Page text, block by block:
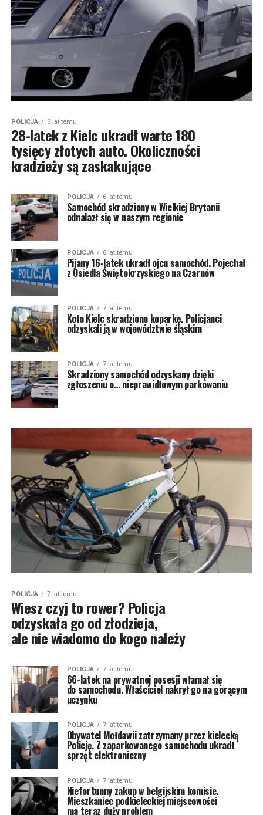
POLICJA 6 lat temu
28-latek z Kielc ukradł warte 180
tysięcy złotych auto. Okoliczności
kradzieży są zaskakujące
POLICJA 6 lat temu
Samochód skradziony w Wielkiej Brytanii
odnalazł się w naszym regionie
POLICJA 6 lat temu
Pijany 16-latek ukradł ojcu samochód. Pojechał
z Osiedla Świętokrzyskiego na Czarnów
POLICJA 7 lat temu
Koło Kielc skradziono koparkę. Policjanci
odzyskali ją w województwie śląskim
POLICJA 7 lat temu
Skradziony samochód odzyskany dzięki
zgłoszeniu o… nieprawidłowym parkowaniu
POLICJA 7 lat temu
Wiesz czyj to rower? Policja
odzyskała go od złodzieja,
ale nie wiadomo do kogo należy
POLICJA 7 lat temu
66-latek na prywatnej posesji włamał się
do samochodu. Właściciel nakrył go na gorącym
uczynku
POLICJA 7 lat temu
Obywatel Mołdawii zatrzymany przez kielecką
Policję. Z zaparkowanego samochodu ukradł
sprzęt elektroniczny
POLICJA 7 lat temu
Niefortunny zakup w belgijskim komisie.
Mieszkaniec podkieleckiej miejscowości
ma teraz duży problem